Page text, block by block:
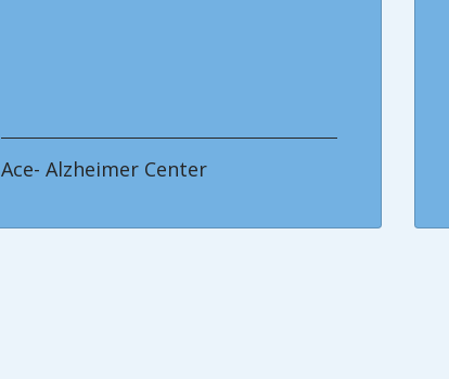
Ace- Alzheimer Center